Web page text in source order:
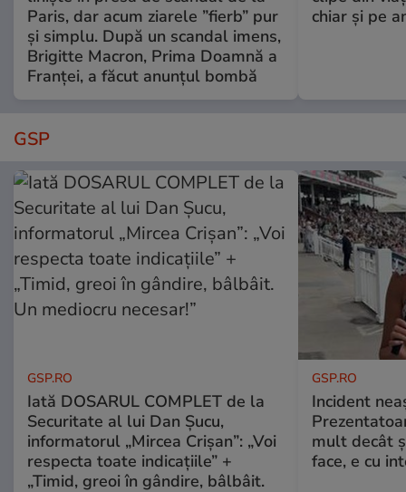
Paris, dar acum ziarele ”fierb” pur
și simplu. După un scandal imens,
Brigitte Macron, Prima Doamnă a
Franței, a făcut anunțul bombă
chiar și pe
GSP
GSP.RO
Iată DOSARUL COMPLET de la
Securitate al lui Dan Șucu,
informatorul „Mircea Crișan”: „Voi
respecta toate indicațiile” +
„Timid, greoi în gândire, bâlbâit.
GSP.RO
Incident
mult decât
face, e cu